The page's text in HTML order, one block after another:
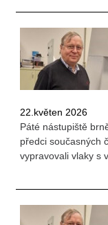
22.květen 2026
Páté nástupiště
předci současných
vypravovali vlaky s